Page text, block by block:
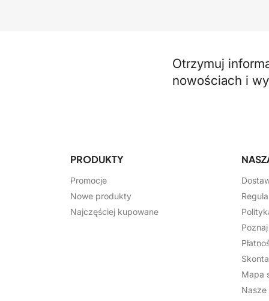
Otrzymuj
nowościach i
PRODUKTY
Promocje
Nowe produkty
Najczęściej kupowane
Mapa